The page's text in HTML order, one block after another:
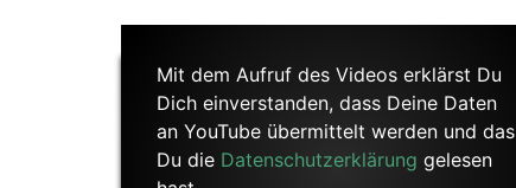
Mit dem Aufruf des Videos erklärst Du
Dich einverstanden, dass Deine Daten
an YouTube übermittelt werden und das
Du die Datenschutzerklärung gelesen